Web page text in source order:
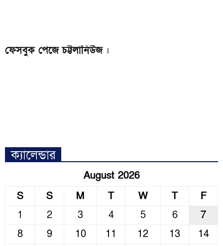
ফেসবুক পেজে চট্টলানিউজ ।
ক্যালেন্ডার
August 2026
S
S M T W T
F
1
2 3 4 5 6
7
8
9 10 11 12 13
14